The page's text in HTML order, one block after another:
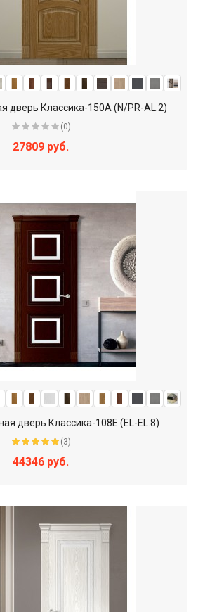
дверь Классика-150А (N/PR-AL.2)
(0)
27809 руб.
дверь Классика-108Е (EL-EL.8)
(3)
44346 руб.